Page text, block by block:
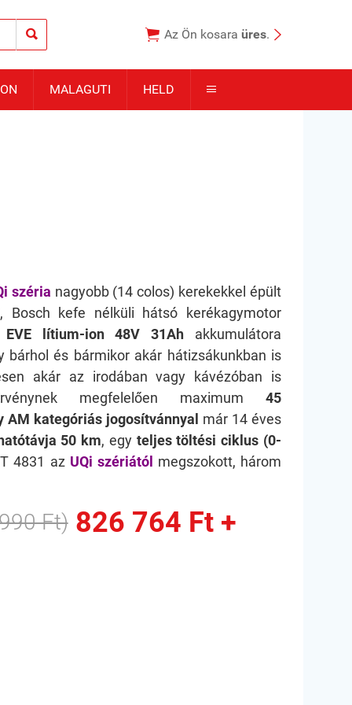
  Az Ön kosara üres. 
MALAGUTI HELD 
széria nagyobb (14 colos) kerekekkel épült
, Bosch kefe nélküli hátsó kerékagymotor
EVE lítium-ion 48V 31Ah akkumulátora
bárhol és bármikor akár hátizsákunkban is
akár az irodában vagy kávézóban is
megfelelően maximum 45
AM kategóriás jogosítvánnyal már 14 éves
50 km, egy teljes töltési ciklus (0-
4831 az UQi szériától megszokott, három
Ft) 826 764 Ft +